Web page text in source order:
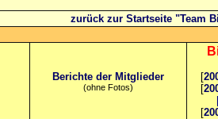
zurück zur Startseite "Team
Berichte der Mitglieder
(ohne Fotos)
[
[
[